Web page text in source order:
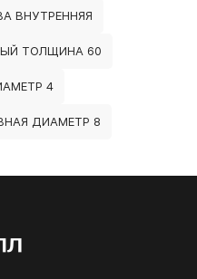
ВНУТРЕННЯЯ
ТОЛЩИНА 60
4
ДИАМЕТР 8